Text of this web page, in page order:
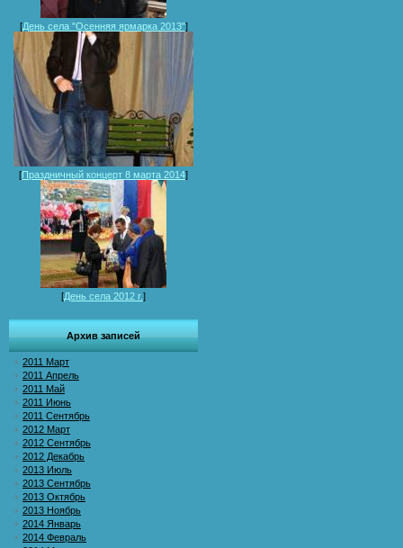
[День села "Осенняя ярмарка 2013"]
[Праздничный концерт 8 марта 2014]
[День села 2012 г.]
Архив записей
2011 Март
2011 Апрель
2011 Май
2011 Июнь
2011 Сентябрь
2012 Март
2012 Сентябрь
2012 Декабрь
2013 Июль
2013 Сентябрь
2013 Октябрь
2013 Ноябрь
2014 Январь
2014 Февраль